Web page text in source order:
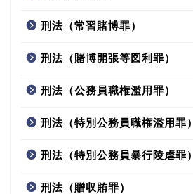
刑法（常習賭博罪）
刑法（賭博開張等図利罪）
刑法（公務員職権濫用罪）
刑法（特別公務員職権濫用罪）
刑法（特別公務員暴行陵虐罪）
刑法（贈収賄罪）